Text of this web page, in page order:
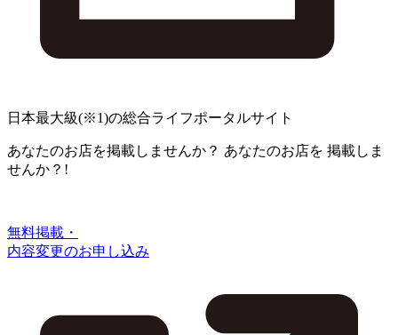
日本最大級(※1)の総合ライフポータルサイト
あなたのお店を掲載しませんか？ あなたのお店を 掲載しま
せんか？!
無料掲載・
内容変更のお申し込み